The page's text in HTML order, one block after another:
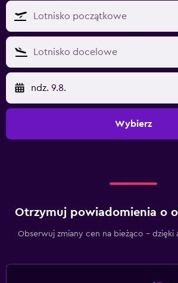
ndz. 9.8.
Wybierz
Otrzymuj powiadomienia o
Obserwuj zmiany cen na bieżąco –